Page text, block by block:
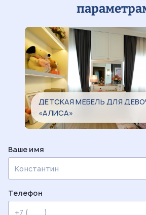
ДЕТСКАЯ МЕБЕЛЬ ДЛЯ
«АЛИСА»
Ваше имя
Телефон